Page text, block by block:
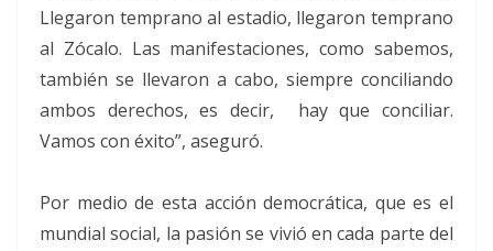
Llegaron temprano al estadio, llegaron temprano
al Zócalo. Las manifestaciones, como sabemos,
también se llevaron a cabo, siempre conciliando
ambos derechos, es decir, hay que conciliar.
Vamos con éxito”, aseguró.
Por medio de esta acción democrática, que es el
mundial social, la pasión se vivió en cada parte del